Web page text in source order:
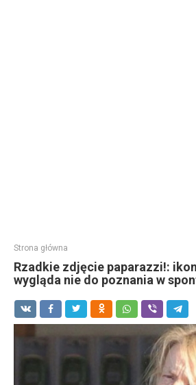
Strona główna
Rzadkie zdjęcie paparazzi!:
wygląda nie do poznania w